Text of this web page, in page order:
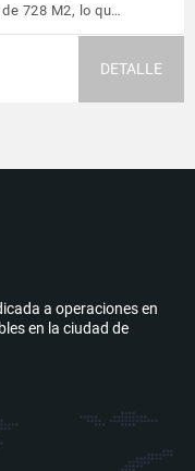
728 M2, lo qu…
DETALLE
a operaciones en
en la ciudad de